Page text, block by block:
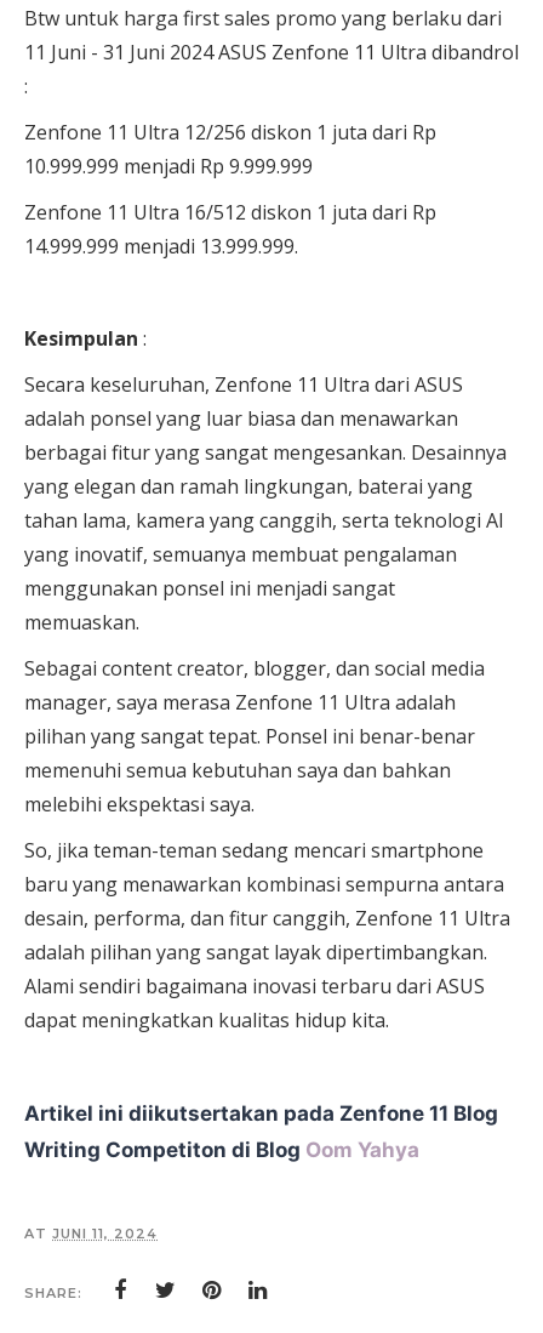
Btw untuk harga first sales promo yang berlaku dari
11 Juni - 31 Juni 2024 ASUS Zenfone 11 Ultra dibandrol
:
Zenfone 11 Ultra 12/256 diskon 1 juta dari Rp
10.999.999 menjadi Rp 9.999.999
Zenfone 11 Ultra 16/512 diskon 1 juta dari Rp
14.999.999 menjadi 13.999.999.
Kesimpulan :
Secara keseluruhan, Zenfone 11 Ultra dari ASUS
adalah ponsel yang luar biasa dan menawarkan
berbagai fitur yang sangat mengesankan. Desainnya
yang elegan dan ramah lingkungan, baterai yang
tahan lama, kamera yang canggih, serta teknologi AI
yang inovatif, semuanya membuat pengalaman
menggunakan ponsel ini menjadi sangat
memuaskan.
Sebagai content creator, blogger, dan social media
manager, saya merasa Zenfone 11 Ultra adalah
pilihan yang sangat tepat. Ponsel ini benar-benar
memenuhi semua kebutuhan saya dan bahkan
melebihi ekspektasi saya.
So, jika teman-teman sedang mencari smartphone
baru yang menawarkan kombinasi sempurna antara
desain, performa, dan fitur canggih, Zenfone 11 Ultra
adalah pilihan yang sangat layak dipertimbangkan.
Alami sendiri bagaimana inovasi terbaru dari ASUS
dapat meningkatkan kualitas hidup kita.
Artikel ini diikutsertakan pada Zenfone 11 Blog
Writing Competiton di Blog Oom Yahya
AT JUNI 11, 2024
SHARE: